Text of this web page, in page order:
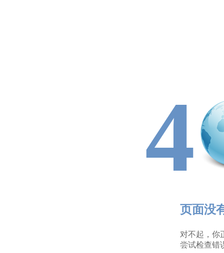
4
页面没
对不起，你
尝试检查